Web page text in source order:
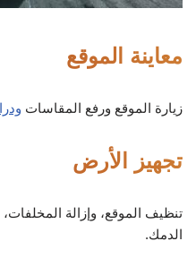
معاينة الموقع
زيارة الموقع ورفع المقاسات
تجهيز الأرض
تنظيف الموقع، وإزالة المخلفات،
الدمك.